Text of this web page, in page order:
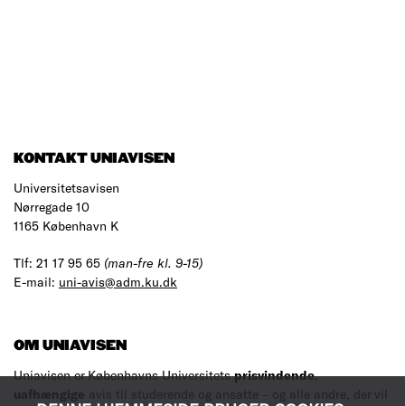
KONTAKT UNIAVISEN
Universitetsavisen
Nørregade 10
1165 København K
Tlf: 21 17 95 65 (man-fre kl. 9-15)
E-mail: uni-avis@adm.ku.dk
OM UNIAVISEN
Uniavisen er Københavns Universitetsprisvindende,
uafhængige avis til studerende og ansatte – og alle andre, der vil